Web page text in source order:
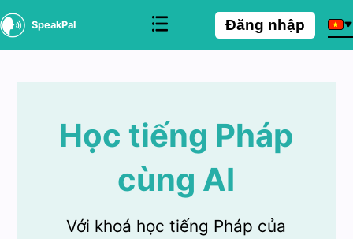
SpeakPal Đăng nhập
Học tiếng Pháp
cùng AI
Với khoá học tiếng Pháp của